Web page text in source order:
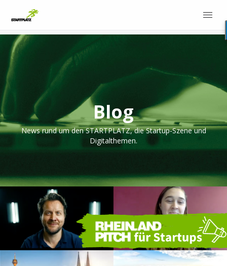
Blog
News rund um den STARTPLATZ, die Startup-Szene und
Digitalthemen.